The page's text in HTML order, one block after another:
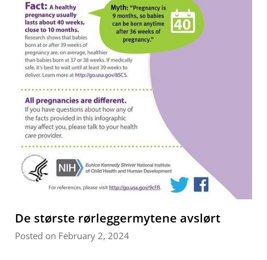
De største rørleggermytene avslørt
Posted on February 2, 2024